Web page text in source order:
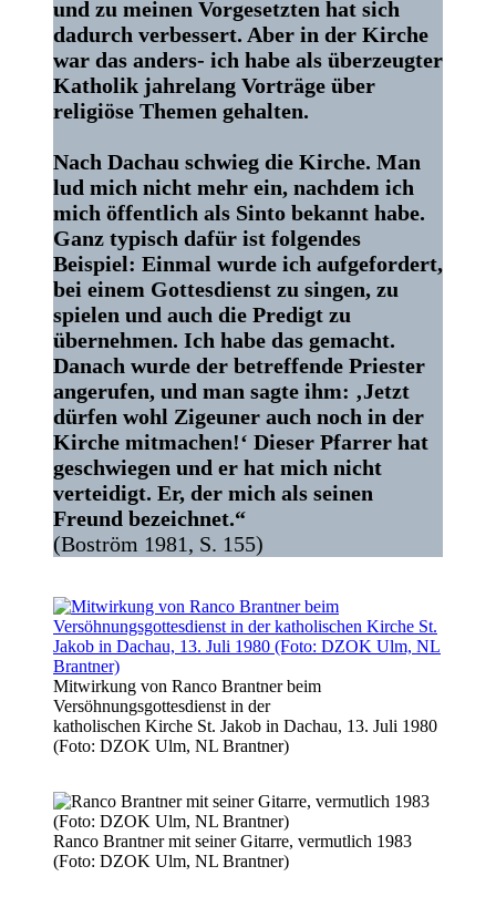
und zu meinen Vorgesetzten hat sich
dadurch verbessert. Aber in der Kirche
war das anders- ich habe als überzeugter
Katholik jahrelang Vorträge über
religiöse Themen gehalten.
Nach Dachau schwieg die Kirche. Man
lud mich nicht mehr ein, nachdem ich
mich öffentlich als Sinto bekannt habe.
Ganz typisch dafür ist folgendes
Beispiel: Einmal wurde ich aufgefordert,
bei einem Gottesdienst zu singen, zu
spielen und auch die Predigt zu
übernehmen. Ich habe das gemacht.
Danach wurde der betreffende Priester
angerufen, und man sagte ihm: ‚Jetzt
dürfen wohl Zigeuner auch noch in der
Kirche mitmachen!‘ Dieser Pfarrer hat
geschwiegen und er hat mich nicht
verteidigt. Er, der mich als seinen
Freund bezeichnet.“
(Boström 1981, S. 155)
Mitwirkung von Ranco Brantner beim
Versöhnungsgottesdienst in der
katholischen Kirche St. Jakob in Dachau, 13. Juli 1980
(Foto: DZOK Ulm, NL Brantner)
Ranco Brantner mit seiner Gitarre, vermutlich 1983
(Foto: DZOK Ulm, NL Brantner)